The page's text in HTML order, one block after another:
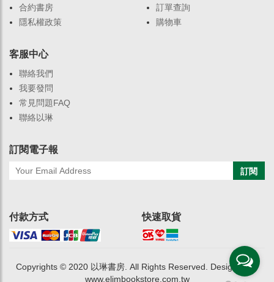
合約書房
隱私權政策
訂單查詢
購物車
客服中心
聯絡我們
我要發問
常見問題FAQ
聯絡以琳
訂閱電子報
訂閱
付款方式 快速取貨
Copyrights © 2020 以琳書房. All Rights Reserved. Designed by
www.elimbookstore.com.tw